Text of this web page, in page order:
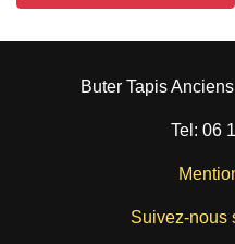
Buter Tapis
Tel: 06
Suivez-nous